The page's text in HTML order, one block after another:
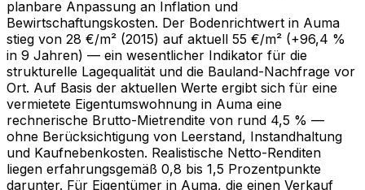
planbare Anpassung an Inflation und
Bewirtschaftungskosten. Der Bodenrichtwert in Auma
stieg von 28 €/m² (2015) auf aktuell 55 €/m² (+96,4 %
in 9 Jahren) — ein wesentlicher Indikator für die
strukturelle Lagequalität und die Bauland-Nachfrage vor
Ort. Auf Basis der aktuellen Werte ergibt sich für eine
vermietete Eigentumswohnung in Auma eine
rechnerische Brutto-Mietrendite von rund 4,5 % —
ohne Berücksichtigung von Leerstand, Instandhaltung
und Kaufnebenkosten. Realistische Netto-Renditen
liegen erfahrungsgemäß 0,8 bis 1,5 Prozentpunkte
darunter. Für Eigentümer in Auma, die einen Verkauf